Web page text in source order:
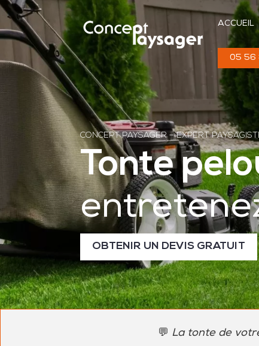
ACCUEIL
05 56
CONCEPT PAYSAGER – EXPERT
Tonte
OBTENIR UN DEVIS GRATUIT
💬 La tonte de